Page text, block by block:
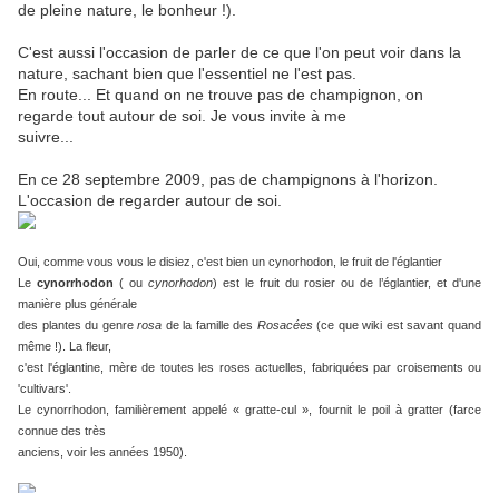
de pleine nature, le bonheur !).
C'est aussi l'occasion de parler de ce que l'on peut voir dans la
nature, sachant bien que l'essentiel ne l'est pas.
En route... Et quand on ne trouve pas de champignon, on
regarde tout autour de soi. Je vous invite à me
suivre...
En ce 28 septembre 2009, pas de champignons à l'horizon.
L'occasion de regarder autour de soi.
Oui, comme vous vous le disiez, c'est bien un cynorhodon, le fruit de l'églantier
Le cynorrhodon ( ou cynorhodon) est le fruit du rosier ou de l’églantier, et d'une
manière plus générale
des plantes du genrerosa de la famille des Rosacées(ce que wiki est savant quand
même !). La fleur,
c'est l'églantine, mère de toutes les roses actuelles, fabriquées par croisements ou
'cultivars'.
Le cynorrhodon, familièrement appelé « gratte-cul », fournit le poil à gratter (farce
connue des très
anciens, voir les années 1950).